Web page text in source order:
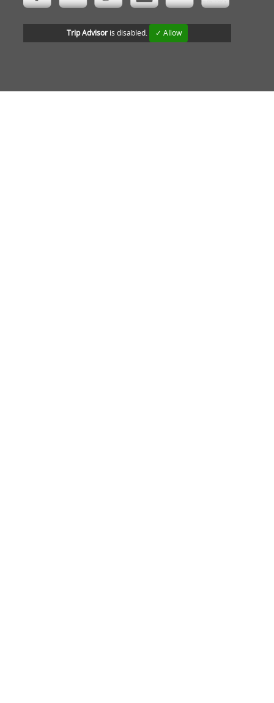
Trip Advisoris disabled. ✓ Allow